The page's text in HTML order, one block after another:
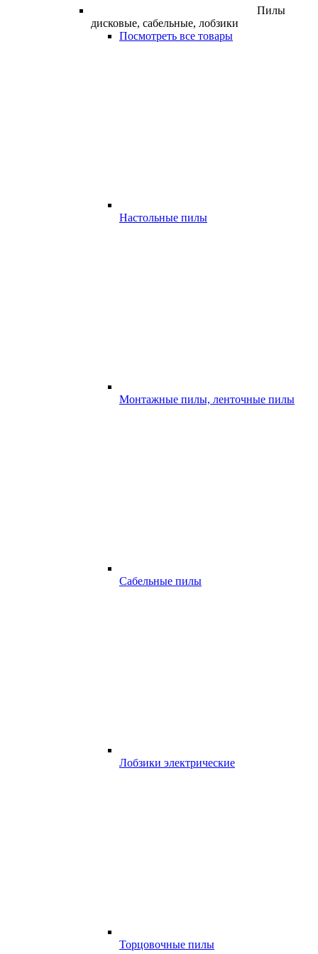
Пилы
дисковые, сабельные, лобзики
Посмотреть все товары
Настольные пилы
Монтажные пилы, ленточные пилы
Сабельные пилы
Лобзики электрические
Торцовочные пилы